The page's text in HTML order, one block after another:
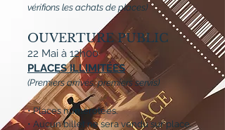
vérifions les achats de places)
OUVERTURE PUBLIC
22 Mai à 12h00
PLACES ILLIMITÉES
(Premiers arrivés, premiers servis)
• Places numérotées.
• Aucun billet ne sera vendu sur place.